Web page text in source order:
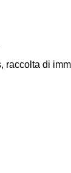
raccolta di